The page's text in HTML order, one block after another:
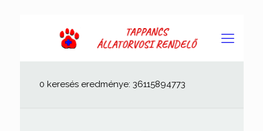
0 keresés eredménye: 36115894773